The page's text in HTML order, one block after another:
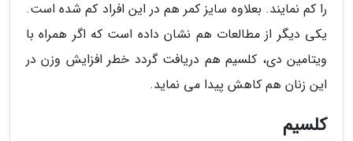
را کم نمایند. بعلاوه سایز کمر هم در این افراد کم شده است.
یکی دیگر از مطالعات هم نشان داده است که اگر همراه با
ویتامین دی، کلسیم هم دریافت گردد خطر افزایش وزن در
این زنان هم کاهش پیدا می نماید.
کلسیم